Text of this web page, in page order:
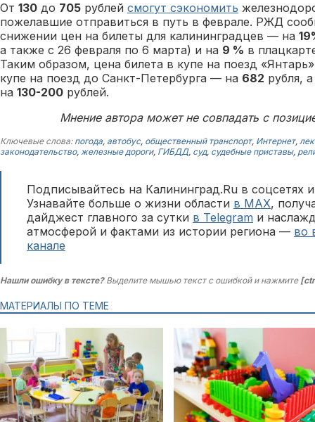
От 130 до 705 рублей смогут сэкономить
пожелавшие отправиться в путь в феврале. РЖД
снижении цен на билеты для калининградцев — на
а также с 26 февраля по 6 марта) и на 9 % в
Таким образом, цена билета в купе на поезд
купе на поезд до Санкт-Петербурга — на 682 рубля,
на 130-200 рублей.
Мнение автора может не совпадать с
Ключевые слова: погода, автобус, общественный транспорт, Интернет,
законодательство, железные дороги, ГИБДД, суд, судебные приставы,
Подписывайтесь на Калининград.Ru в соцсетях
Узнавайте больше о жизни области в MAX,
дайджест главного за сутки в Telegram и
атмосферой и фактами из истории региона — во
канале
Нашли ошибку в тексте?Выделите мышью текст с ошибкой и нажмите
МАТЕРИАЛЫ ПО ТЕМЕ